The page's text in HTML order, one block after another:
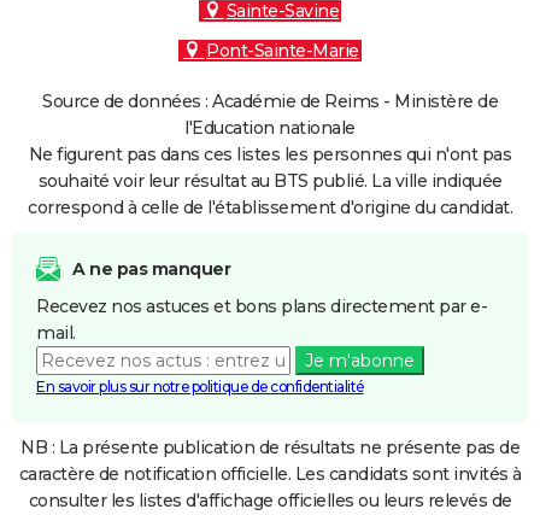
Sainte-Savine
Pont-Sainte-Marie
Source de données : Académie de Reims - Ministère de
l'Education nationale
Ne figurent pas dans ces listes les personnes qui n'ont pas
souhaité voir leur résultat au BTS publié. La ville indiquée
correspond à celle de l'établissement d'origine du candidat.
A ne pas manquer
Recevez nos astuces et bons plans directement par e-
mail.
Je m'abonne
En savoir plus sur notre politique de confidentialité
NB : La présente publication de résultats ne présente pas de
caractère de notification officielle. Les candidats sont invités à
consulter les listes d'affichage officielles ou leurs relevés de